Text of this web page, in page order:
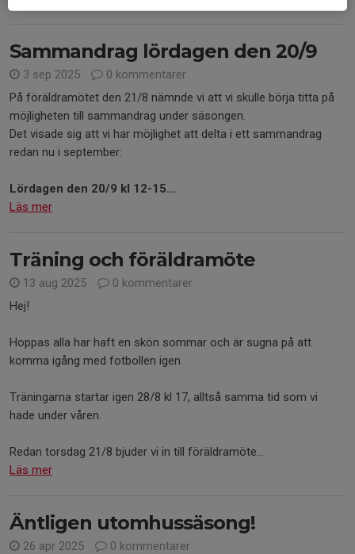
Sammandrag lördagen den 20/9
3 sep 2025
0 kommentarer
På föräldramötet den 21/8 nämnde vi att vi skulle börja titta på
möjligheten till sammandrag under säsongen.
Det visade sig att vi har möjlighet att delta i ett sammandrag
redan nu i september:
Lördagen den 20/9 kl 12-15...
Läs mer
Träning och föräldramöte
13 aug 2025
0 kommentarer
Hej!
Hoppas alla har haft en skön sommar och är sugna på att
komma igång med fotbollen igen.
Träningarna startar igen 28/8 kl 17, alltså samma tid som vi
hade under våren.
Redan torsdag 21/8 bjuder vi in till föräldramöte...
Läs mer
Äntligen utomhussäsong!
26 apr 2025
0 kommentarer